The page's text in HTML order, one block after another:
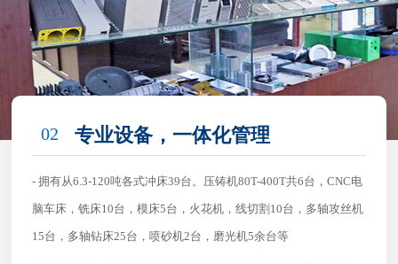
02 专业设备，一体化管理
- 拥有从6.3-120吨各式冲床39台。压铸机80T-400T共6台，CNC电
脑车床，铣床10台，模床5台，火花机，线切割10台，多轴攻丝机
15台，多轴钻床25台，喷砂机2台，磨光机5余台等